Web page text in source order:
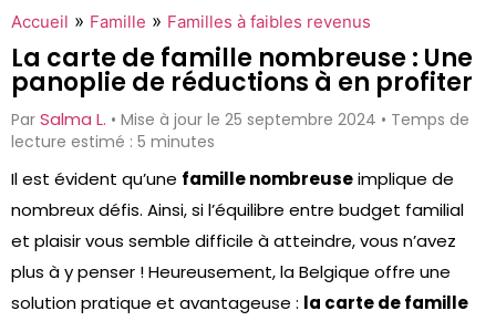
Accueil » Famille » Familles à faibles revenus
La carte de famille nombreuse : Une
panoplie de réductions à en profiter
Par Salma L. • Mise à jour le 25 septembre 2024 • Temps de
lecture estimé : 5 minutes
Il est évident qu’une famille nombreuseimplique de
nombreux défis. Ainsi, si l’équilibre entre budget familial
et plaisir vous semble difficile à atteindre, vous n’avez
plus à y penser ! Heureusement, la Belgique offre une
solution pratique et avantageuse : la carte de famille